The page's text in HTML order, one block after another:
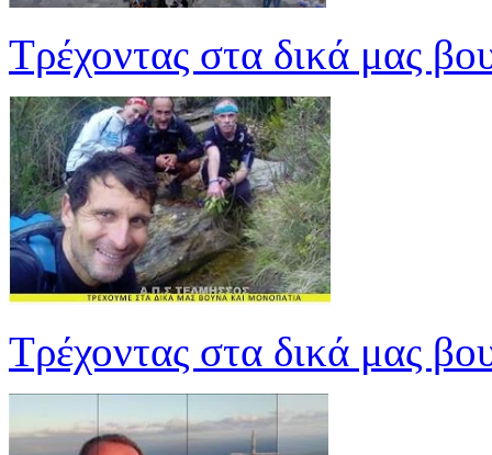
Τρέχοντας στα δικά μας
Τρέχοντας στα δικά μας